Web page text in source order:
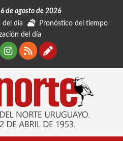
de agosto de 2026
del día
Pronóstico del tiempo
del día
Instagram
RSSContáctanos